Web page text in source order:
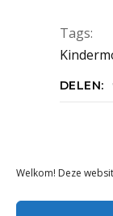
Welkom! Deze
Tags:
DELEN: